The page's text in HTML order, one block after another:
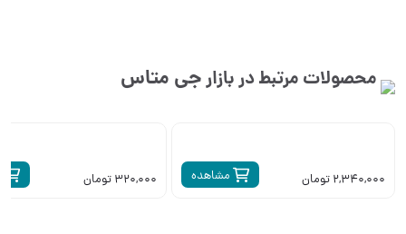
محصولات مرتبط در بازارجی متاس
مشاهده 2,340,000 تومان 320,000 تومان